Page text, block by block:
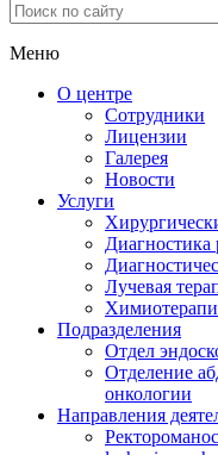
Меню
О центре
Сотрудники
Лицензии
Галерея
Новости
Услуги
Лучевая
Подразделения
Отдел
Отделение
онкологии
Направления